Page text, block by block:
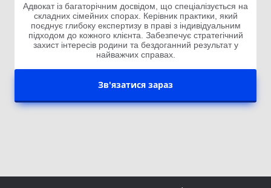
Адвокат із багаторічним досвідом, що спеціалізується на
складних сімейних спорах. Керівник практики, який
поєднує глибоку експертизу в праві з індивідуальним
підходом до кожного клієнта. Забезпечує стратегічний
захист інтересів родини та бездоганний результат у
найважчих справах.
Зв'язатися зараз